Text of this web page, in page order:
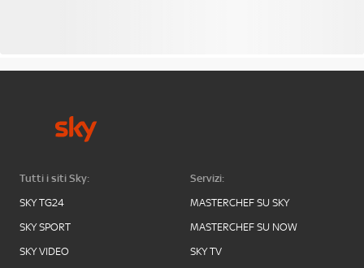
Tutti i siti Sky:
SKY TG24
SKY SPORT
SKY VIDEO
Servizi:
MASTERCHEF SU SKY
MASTERCHEF SU NOW
SKY TV